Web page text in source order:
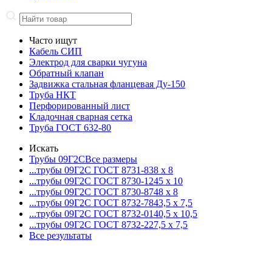
Часто ищут
Кабель СИП
Электрод для сварки чугуна
Обратный клапан
Задвижка стальная фланцевая Ду-150
Труба НКТ
Перфорированный лист
Кладочная сварная сетка
Труба ГОСТ 632-80
Искать
Трубы 09Г2СВсе размеры
...трубы 09Г2С ГОСТ 8731-838 x 8
...трубы 09Г2С ГОСТ 8730-1245 x 10
...трубы 09Г2С ГОСТ 8730-8748 x 8
...трубы 09Г2С ГОСТ 8732-7843,5 x 7,5
...трубы 09Г2С ГОСТ 8732-0140,5 x 10,5
...трубы 09Г2С ГОСТ 8732-227,5 x 7,5
Все результаты